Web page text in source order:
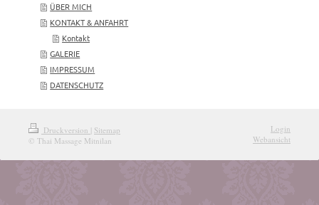
ÜBER MICH
KONTAKT & ANFAHRT
Kontakt
GALERIE
IMPRESSUM
DATENSCHUTZ
Druckversion
Sitemap
© Thai Massage Mitnilan
Login
Webansicht